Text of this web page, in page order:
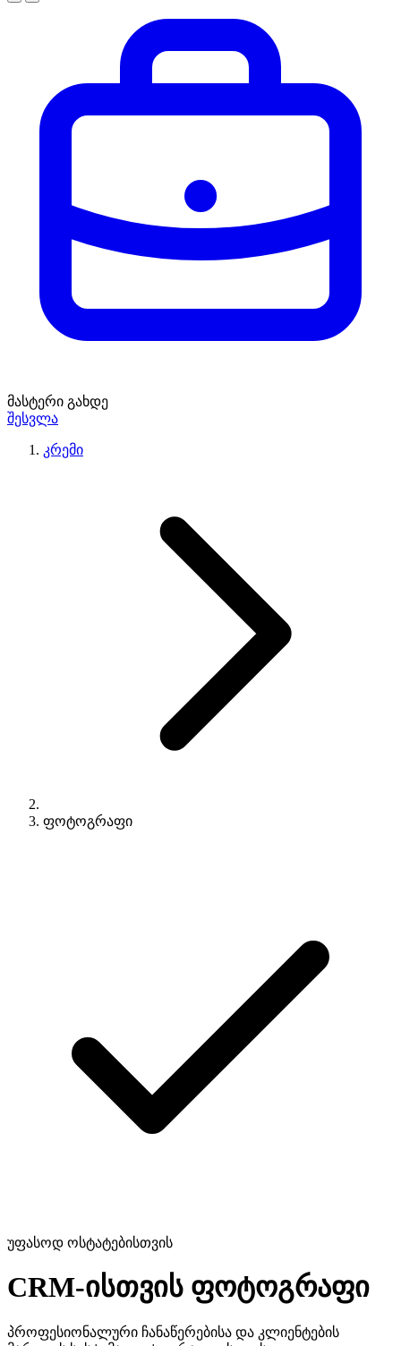
მასტერი გახდე
შესვლა
კრემი
ფოტოგრაფი
უფასოდ ოსტატებისთვის
CRM-ისთვის ფოტოგრაფი
პროფესიონალური ჩანაწერებისა და კლიენტების